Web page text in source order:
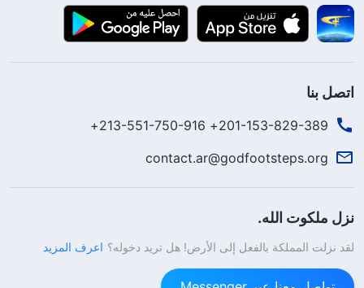
اتصل بنا
201-153-829-389+ 213-551-750-916+
contact.ar@godfootsteps.org
نزل ملكوت الله.
لقد نزلت المملكة بالفعل إلى الأرض! هل تريد دخوله؟ اعرف المزيد